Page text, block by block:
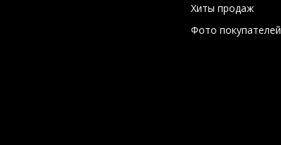
Хиты продаж
Фото покупателей